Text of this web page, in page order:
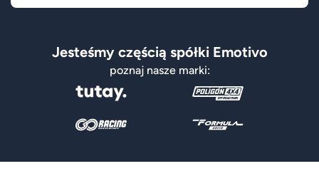
Jesteśmy częścią spółki Emotivo
poznaj nasze marki: